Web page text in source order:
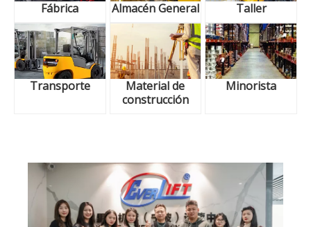
Fábrica Almacén General Taller
Transporte
Material de
construcción
Minorista